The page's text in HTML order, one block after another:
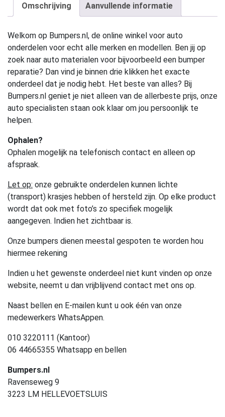
Omschrijving Aanvullende informatie
Welkom op Bumpers.nl, de online winkel voor auto
onderdelen voor echt alle merken en modellen. Ben jij op
zoek naar auto materialen voor bijvoorbeeld een bumper
reparatie? Dan vind je binnen drie klikken het exacte
onderdeel dat je nodig hebt. Het beste van alles? Bij
Bumpers.nl geniet je niet alleen van de allerbeste prijs, onze
auto specialisten staan ook klaar om jou persoonlijk te
helpen.
Ophalen?
Ophalen mogelijk na telefonisch contact en alleen op
afspraak.
Let op: onze gebruikte onderdelen kunnen lichte
(transport) krasjes hebben of hersteld zijn. Op elke product
wordt dat ook met foto’s zo specifiek mogelijk
aangegeven. Indien het zichtbaar is.
Onze bumpers dienen meestal gespoten te worden hou
hiermee rekening
Indien u het gewenste onderdeel niet kunt vinden op onze
website, neemt u dan vrijblijvend contact met ons op.
Naast bellen en E-mailen kunt u ook één van onze
medewerkers WhatsAppen.
010 3220111 (Kantoor)
06 44665355 Whatsapp en bellen
Bumpers.nl
Ravenseweg 9
3223 LM HELLEVOETSLUIS